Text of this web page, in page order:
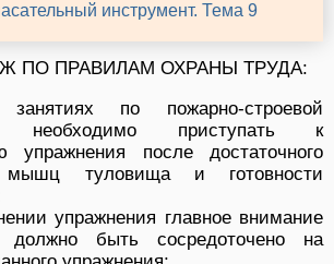
инструмент. Тема 9
ПО ПРАВИЛАМ ОХРАНЫ ТРУДА:
по пожарно-строевой
необходимо приступать к
упражнения после достаточного
мышц туловища и готовности
упражнения главное внимание
должно быть сосредоточено на